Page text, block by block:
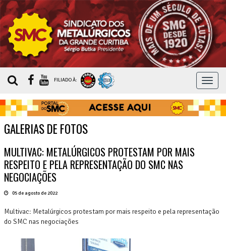
MENU
FILIADO À:
GALERIAS DE FOTOS
MULTIVAC: METALÚRGICOS PROTESTAM POR MAIS
RESPEITO E PELA REPRESENTAÇÃO DO SMC NAS
NEGOCIAÇÕES
05 de agosto de 2022
Multivac: Metalúrgicos protestam por mais respeito e pela representação
do SMC nas negociações